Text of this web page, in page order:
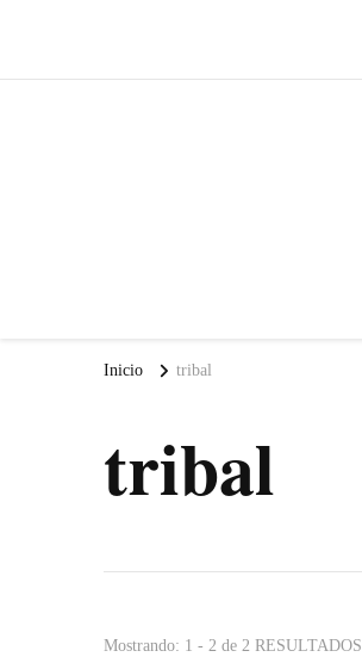
Inicio tribal
tribal
Mostrando: 1 - 2 de 2 RESULTADOS